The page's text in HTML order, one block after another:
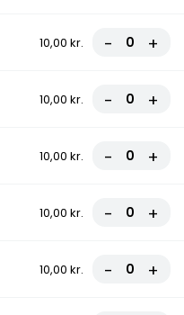
10,00 kr. - +
10,00 kr. - +
10,00 kr. - +
10,00 kr. - +
10,00 kr. - +